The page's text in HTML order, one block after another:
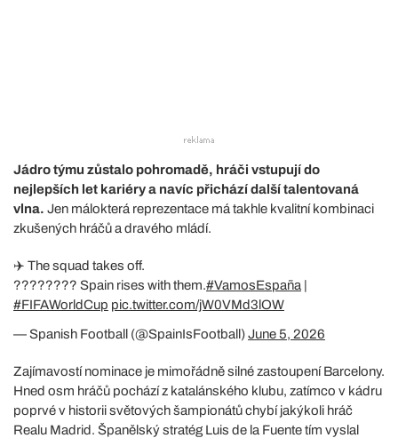
Jádro týmu zůstalo pohromadě, hráči vstupují do
nejlepších let kariéry a navíc přichází další talentovaná
vlna. Jen málokterá reprezentace má takhle kvalitní kombinaci
zkušených hráčů a dravého mládí.
✈️ The squad takes off.
???????? Spain rises with them.#VamosEspaña
#FIFAWorldCup pic.twitter.com/jW0VMd3lOW
— Spanish Football (@SpainIsFootball)June 5, 2026
Zajímavostí nominace je mimořádně silné zastoupení Barcelony.
Hned osm hráčů pochází z katalánského klubu, zatímco v kádru
poprvé v historii světových šampionátů chybí jakýkoli hráč
Realu Madrid. Španělský stratég Luis de la Fuente tím vyslal